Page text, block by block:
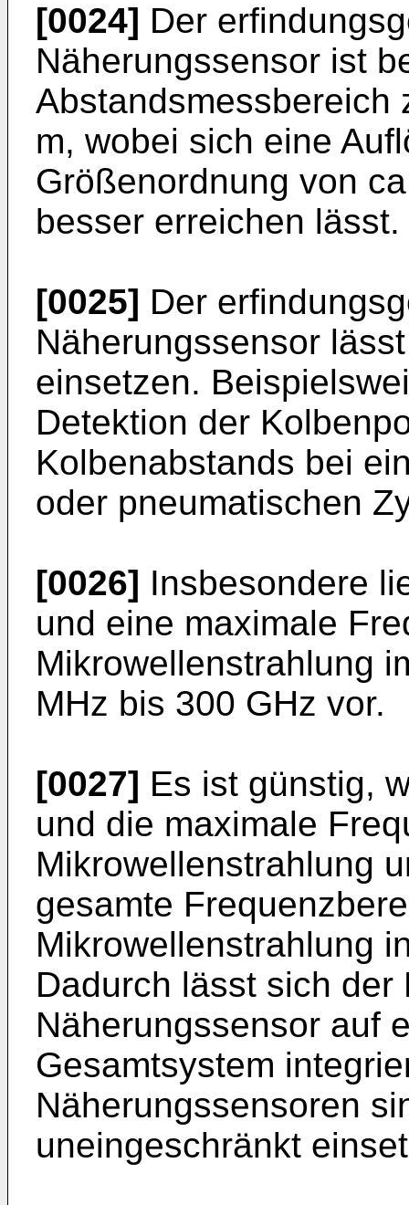
[0024] Der
Näherungssensor ist
Abstandsmessbereich
m, wobei sich eine
Größenordnung von
besser erreichen lässt.
[0025] Der
Näherungssensor
einsetzen.
Detektion der
Kolbenabstands bei
oder pneumatischen
[0026] Insbesondere
und eine maximale
Mikrowellenstrahlung
MHz bis 300 GHz vor.
[0027] Es ist günstig,
und die maximale
Mikrowellenstrahlung
gesamte
Mikrowellenstrahlung
Dadurch lässt sich der
Näherungssensor auf
Gesamtsystem
Näherungssensoren
uneingeschränkt